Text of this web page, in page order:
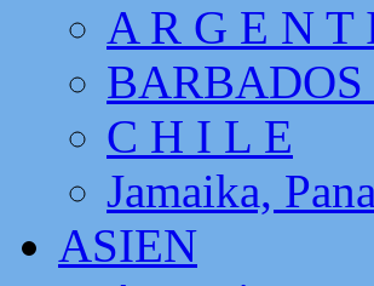
A R G E N T
BARBADOS
C H I L E
Jamaika,
ASIEN